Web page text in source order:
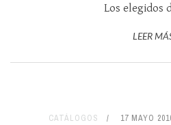
Los elegidos
LEER
CATÁLOGOS 17 MAYO